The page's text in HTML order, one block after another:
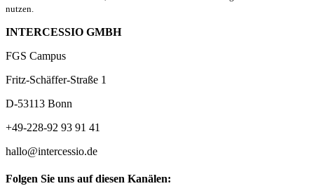
nutzen.
INTERCESSIO GMBH
FGS Campus
Fritz-Schäffer-Straße 1
D-53113 Bonn
+49-228-92 93 91 41
hallo@intercessio.de
Folgen Sie uns auf diesen Kanälen: